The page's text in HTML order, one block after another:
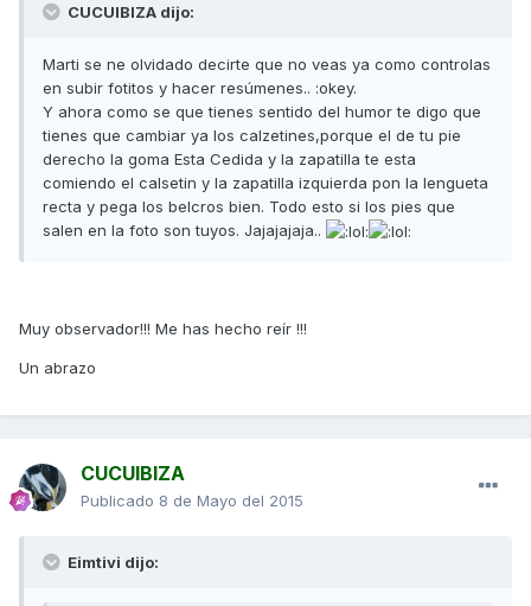
CUCUIBIZA dijo:
Marti se ne olvidado decirte que no veas ya como controlas
en subir fotitos y hacer resúmenes.. :okey.
Y ahora como se que tienes sentido del humor te digo que
tienes que cambiar ya los calzetines,porque el de tu pie
derecho la goma Esta Cedida y la zapatilla te esta
comiendo el calsetin y la zapatilla izquierda pon la lengueta
recta y pega los belcros bien. Todo esto si los pies que
salen en la foto son tuyos. Jajajajaja..
Muy observador!!! Me has hecho reír !!!
Un abrazo
CUCUIBIZA
Publicado 8 de Mayo del 2015
Eimtivi dijo: